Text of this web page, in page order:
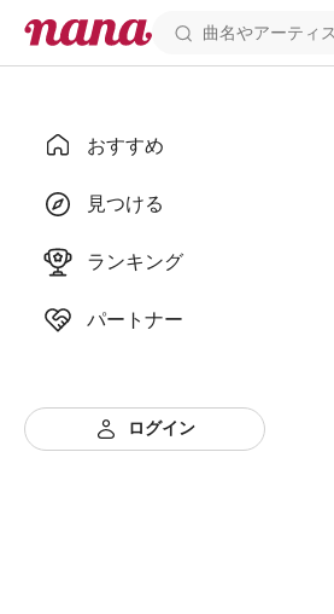
おすすめ
見つける
ランキング
パートナー
ログイン